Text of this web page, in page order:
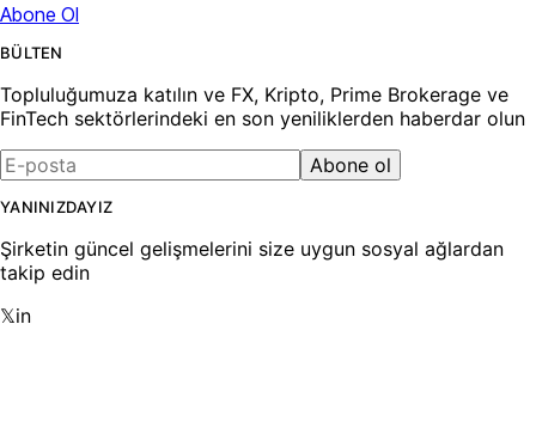
Abone Ol
BÜLTEN
Topluluğumuza katılın ve FX, Kripto, Prime Brokerage ve
FinTech sektörlerindeki en son yeniliklerden haberdar olun
Abone ol
YANINIZDAYIZ
Şirketin güncel gelişmelerini size uygun sosyal ağlardan
takip edin
𝕏in